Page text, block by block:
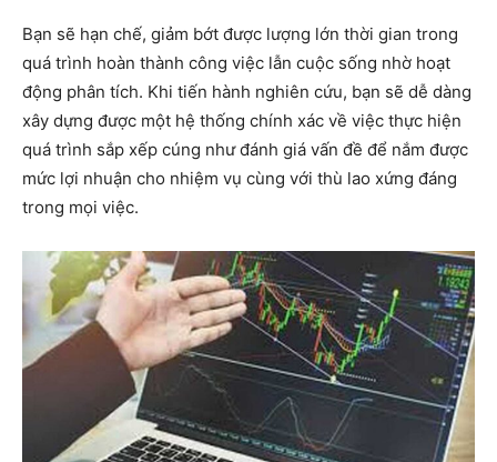
Bạn sẽ hạn chế, giảm bớt được lượng lớn thời gian trong
quá trình hoàn thành công việc lẫn cuộc sống nhờ hoạt
động phân tích. Khi tiến hành nghiên cứu, bạn sẽ dễ dàng
xây dựng được một hệ thống chính xác về việc thực hiện
quá trình sắp xếp cúng như đánh giá vấn đề để nắm được
mức lợi nhuận cho nhiệm vụ cùng với thù lao xứng đáng
trong mọi việc.